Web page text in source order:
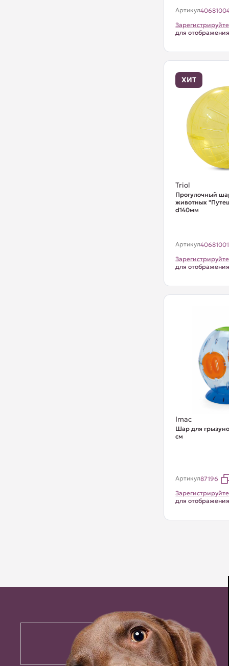
Артикул
для
ХИТ
Triol
Прогулочный
животных
d140мм
Артикул40681001
для
Imac
Шар для
см
Артикул87196
для